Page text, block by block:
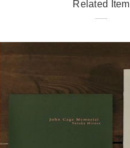
Related Item